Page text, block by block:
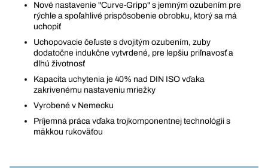
Nové nastavenie "Curve-Gripp" s jemným ozubením pre
rýchle a spoľahlivé prispôsobenie obrobku, ktorý sa má
uchopiť
Uchopovacie čeľuste s dvojitým ozubením, zuby
dodatočne indukčne vytvrdené, pre lepšiu priľnavosť a
dlhú životnosť
Kapacita uchytenia je 40% nad DIN ISO vďaka
zakrivenému nastaveniu mriežky
Vyrobené v Nemecku
Príjemná práca vďaka trojkomponentnej technológii s
mäkkou rukoväťou